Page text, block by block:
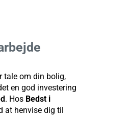
tale om din bolig,
en god investering
. Hos Bedst i
at henvise dig til